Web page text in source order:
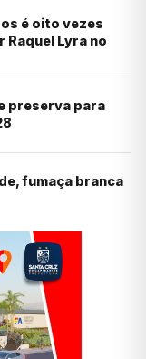
é oito vezes
Raquel Lyra no
preserva para
fumaça branca